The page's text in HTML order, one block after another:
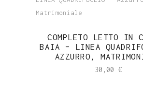
COMPLETO LETTO IN
BAIA – LINEA
AZZURRO,
30,00 €